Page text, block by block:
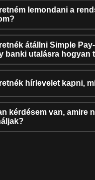
lemondani a
átállni Simple
banki utalásra hogyan
hírlevelet kapni,
kérdésem van, amire